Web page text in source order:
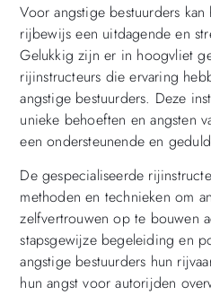
Voor angstige bestuurders kan
rijbewijs een uitdagende en
Gelukkig zijn er in hoogvliet
rijinstructeurs die ervaring
angstige bestuurders. Deze
unieke behoeften en angsten
een ondersteunende en
De gespecialiseerde
methoden en technieken om
zelfvertrouwen op te bouwen
stapsgewijze begeleiding en
angstige bestuurders hun
hun angst voor autorijden